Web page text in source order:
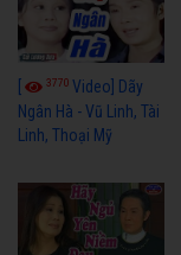
3770 Video] Dãy
Ngân Hà - Vũ Linh, Tài
Linh, Thoại Mỹ